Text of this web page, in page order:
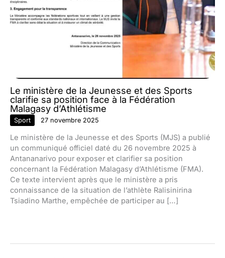
Le ministère de la Jeunesse et des Sports
clarifie sa position face à la Fédération
Malagasy d’Athlétisme
Sport 27 novembre 2025
Le ministère de la Jeunesse et des Sports (MJS) a publié
un communiqué officiel daté du 26 novembre 2025 à
Antananarivo pour exposer et clarifier sa position
concernant la Fédération Malagasy d’Athlétisme (FMA).
Ce texte intervient après que le ministère a pris
connaissance de la situation de l’athlète Ralisinirina
Tsiadino Marthe, empêchée de participer au […]